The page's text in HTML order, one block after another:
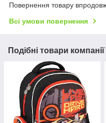
Повернення товару
Всі умови повернення
Подібні товари компанії